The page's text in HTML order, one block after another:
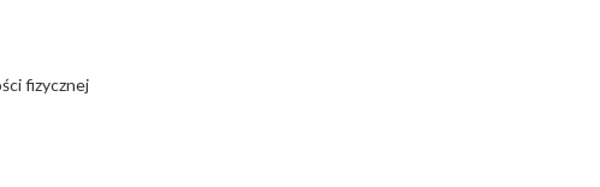
fizycznej